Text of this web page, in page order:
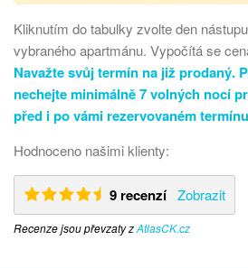
Kliknutím do tabulky zvolte den
vybraného apartmánu. Vypočítá se
Navažte svůj termín na již prodaný.
nechejte minimálně 7 volných nocí
před i po vámi rezervovaném
Hodnoceno našimi klienty:
9 recenzí Zobrazit
Recenze jsou převzaty zAtlasCK.cz